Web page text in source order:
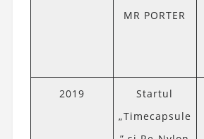
MR PORTER
2019
Startul
„Timecapsule